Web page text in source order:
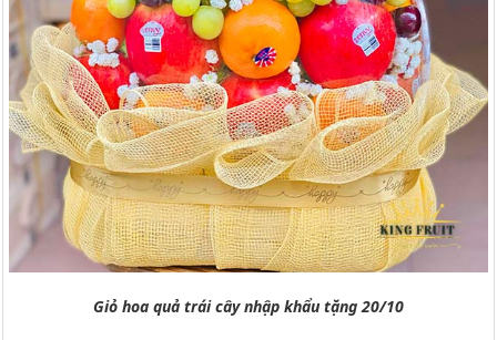
Giỏ hoa quả trái cây nhập khẩu tặng 20/10